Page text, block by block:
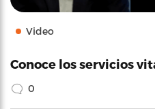
Video
Conoce los servicios
0